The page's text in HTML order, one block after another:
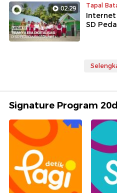
02:29 Tapal
Internet
SD
Signature Program